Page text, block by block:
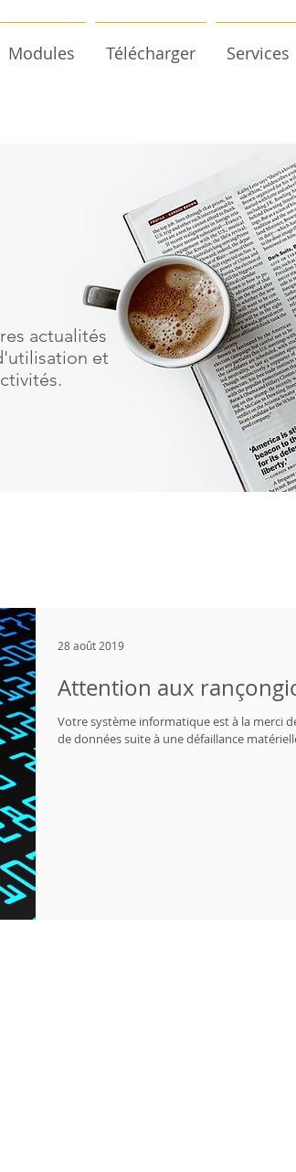
Modules Télécharger Services
actualités
et
Attention aux
Votre système informatique est à la merci
de données suite à une défaillance
28 août 2019